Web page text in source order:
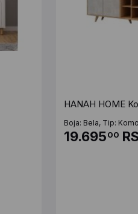
HANAH HOME
Boja: Bela, Tip:
19.69500